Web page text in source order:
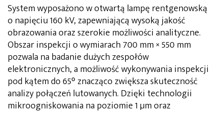
System wyposażono w otwartą lampę rentgenowską
o napięciu 160 kV, zapewniającą wysoką jakość
obrazowania oraz szerokie możliwości analityczne.
Obszar inspekcji o wymiarach 700 mm × 550 mm
pozwala na badanie dużych zespołów
elektronicznych, a możliwość wykonywania inspekcji
pod kątem do 65° znacząco zwiększa skuteczność
analizy połączeń lutowanych. Dzięki technologii
mikroogniskowania na poziomie 1 µm oraz